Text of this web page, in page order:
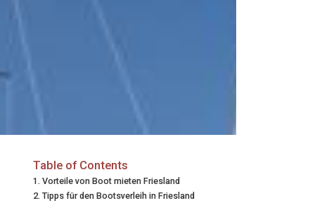
Table of Contents
Vorteile von Boot mieten Friesland
Tipps für den Bootsverleih in Friesland